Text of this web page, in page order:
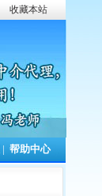
收藏本站
帮助中心